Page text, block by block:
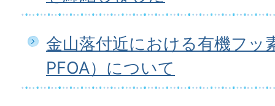
金山落付近における有機フッ
PFOA）について